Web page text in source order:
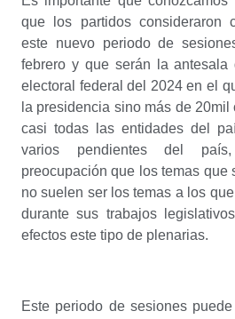
que los partidos consideraron
este nuevo periodo de
febrero y que serán la
electoral federal del 2024 en el
la presidencia sino más de
casi todas las entidades del
varios pendientes del
preocupación que los temas que
no suelen ser los temas a los
durante sus trabajos
efectos este tipo de plenarias.
Este periodo de sesiones